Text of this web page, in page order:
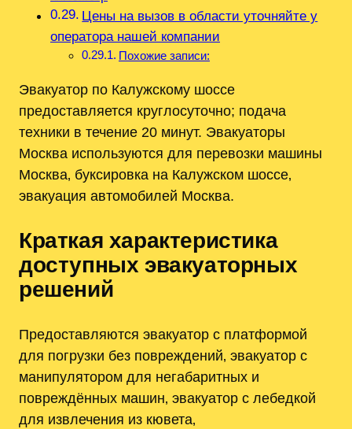
Цены на вызов в области уточняйте у
оператора нашей компании
Похожие записи:
Эвакуатор по Калужскому шоссе
предоставляется круглосуточно; подача
техники в течение 20 минут. Эвакуаторы
Москва используются для перевозки машины
Москва‚ буксировка на Калужском шоссе‚
эвакуация автомобилей Москва.
Краткая характеристика
доступных эвакуаторных
решений
Предоставляются эвакуатор с платформой
для погрузки без повреждений‚ эвакуатор с
манипулятором для негабаритных и
повреждённых машин‚ эвакуатор с лебедкой
для извлечения из кювета‚